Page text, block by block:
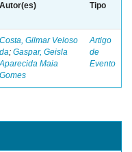
Autor(es) Tipo
Costa, Gilmar Veloso
da; Gaspar, Geisla
Aparecida Maia
Gomes
Artigo
de
Evento